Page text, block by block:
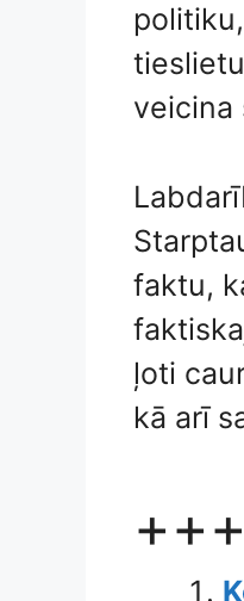
veicina
faktu,
ļoti
kā arī
+++